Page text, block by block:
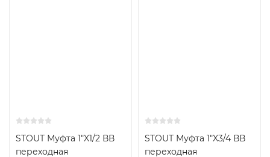
STOUT Муфта 1"X1/2 ВВ
переходная
STOUT Муфта 1"X3/4 ВВ
переходная